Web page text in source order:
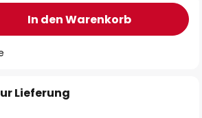
In den Warenkorb
Lieferung